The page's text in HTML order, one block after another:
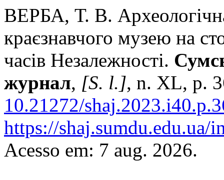
ВЕРБА, Т. В.
краєзнавчого музею на
часів Незалежності.
журнал, [S. l.], n. XL, p.
10.21272/
https://
Acesso em: 7 aug. 2026.